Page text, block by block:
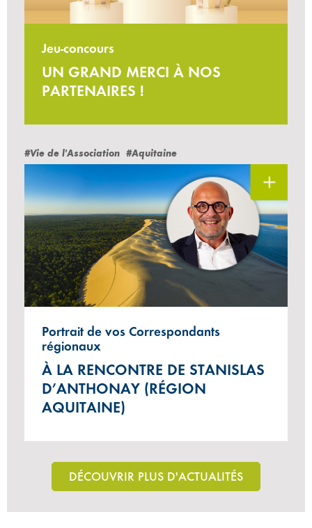
Jeu-concours
UN GRAND MERCI À NOS
PARTENAIRES !
#Vie de l'Association #Aquitaine
Portrait de vos Correspondants
régionaux
À LA RENCONTRE DE STANISLAS
D’ANTHONAY (RÉGION
AQUITAINE)
DÉCOUVRIR PLUS D'ACTUALITÉS